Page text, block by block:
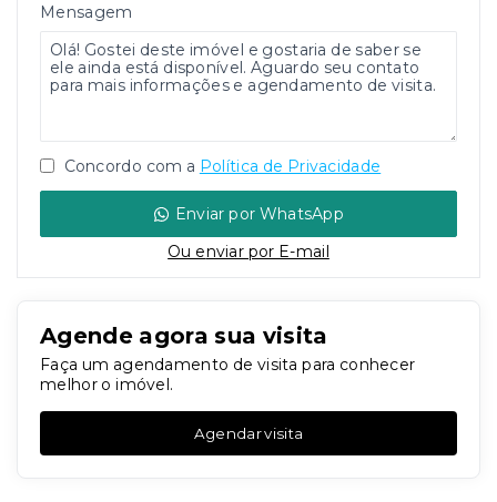
Mensagem
Concordo com a Política de Privacidade
Enviar por WhatsApp
Ou enviar por E-mail
Agende agora sua visita
Faça um agendamento de visita para conhecer
melhor o imóvel.
Agendar visita